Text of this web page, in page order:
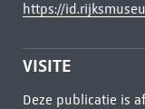
https://
VISITE
Deze publicatie is